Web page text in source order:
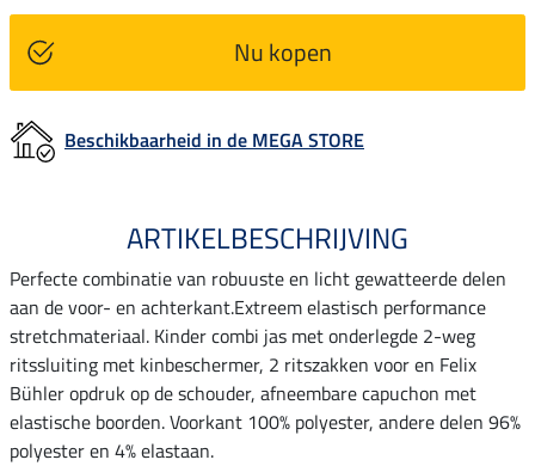
Nu kopen
Beschikbaarheid in de MEGA STORE
ARTIKELBESCHRIJVING
Perfecte combinatie van robuuste en licht gewatteerde delen
aan de voor- en achterkant.Extreem elastisch performance
stretchmateriaal. Kinder combi jas met onderlegde 2-weg
ritssluiting met kinbeschermer, 2 ritszakken voor en Felix
Bühler opdruk op de schouder, afneembare capuchon met
elastische boorden. Voorkant 100% polyester, andere delen 96%
polyester en 4% elastaan.